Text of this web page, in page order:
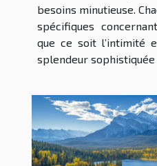
besoins minutieuse.
spécifiques
que ce soit l’intimité
splendeur sophistiquée